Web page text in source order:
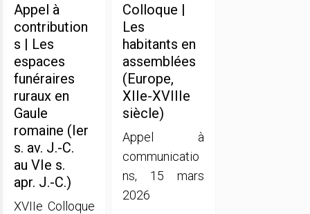
Appel à
contribution
s | Les
espaces
funéraires
ruraux en
Gaule
romaine (Ier
s. av. J.-C.
au VIe s.
apr. J.-C.)
XVIIe Colloque
Colloque |
Les
habitants en
assemblées
(Europe,
XIIe-XVIIIe
siècle)
Appel à
communicatio
ns, 15 mars
2026